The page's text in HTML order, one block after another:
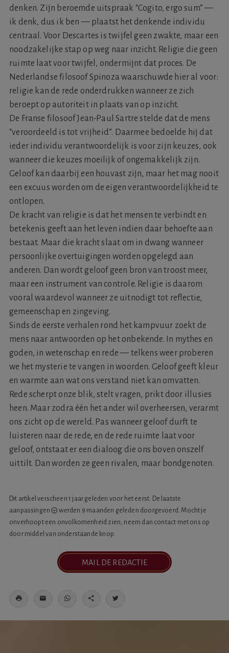
denken. Zijn beroemde uitspraak “Cogito, ergo sum” —
ik denk, dus ik ben — plaatst het denkende individu
centraal. Voor Descartes is twijfel geen zwakte, maar een
noodzakelijke stap op weg naar inzicht. Religie die geen
ruimte laat voor twijfel, ondermijnt dat proces. De
Nederlandse filosoof Spinoza waarschuwde hier al voor:
religie kan de rede onderdrukken wanneer ze zich
beroept op autoriteit in plaats van op inzicht.
De Franse filosoof Jean-Paul Sartre stelde dat de mens
“veroordeeld is tot vrijheid”. Daarmee bedoelde hij dat
ieder individu verantwoordelijk is voor zijn keuzes, ook
wanneer die keuzes moeilijk of ongemakkelijk zijn.
Geloof kan daarbij een houvast zijn, maar het mag nooit
een excuus worden om de eigen verantwoordelijkheid te
ontlopen.
De kracht van religie is dat het mensen te verbindt en
betekenis geeft aan het leven indien daar behoefte aan
bestaat. Maar die kracht slaat om in dwang wanneer
persoonlijke overtuigingen worden opgelegd aan
anderen. Dan wordt geloof geen bron van troost meer,
maar een instrument van controle. Religie is daarom
vooral waardevol wanneer ze uitnodigt tot reflectie,
gemeenschap en zingeving.
Sinds de eerste verhalen rond het kampvuur zoekt de
mens naar antwoorden op het onbekende. In mythes en
goden, in wetenschap en rede — telkens weer proberen
we het mysterie te vangen in woorden. Geloof geeft kleur
en warmte aan wat ons verstand niet kan omvatten.
Rede scherpt onze blik, stelt vragen, prikt door illusies
heen. Maar zodra één het ander wil overheersen, verarmt
ons zicht op de wereld. Pas wanneer geloof durft te
luisteren naar de rede, en de rede ruimte laat voor
geloof, ontstaat er een dialoog die ons boven onszelf
uittilt. Dan worden ze geen rivalen, maar bondgenoten.
Dit artikel verscheen 1 jaar geleden voor het eerst. De laatste
aanpassingen
werden 9 maanden geleden doorgevoerd. Mocht je
onverhoopt een onvolkomenheid zien, neem dan contact met ons op
door middel van onderstaande knop.
MAIL DE REDACTIE